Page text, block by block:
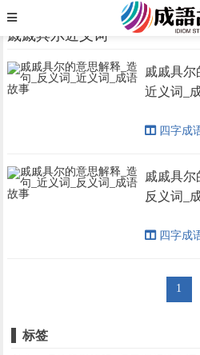
› ›
戚戚具尔近义词
戚戚具尔近义词
戚戚具尔
近义词_
四字成
戚戚具尔
反义词_
四字成
1
标签